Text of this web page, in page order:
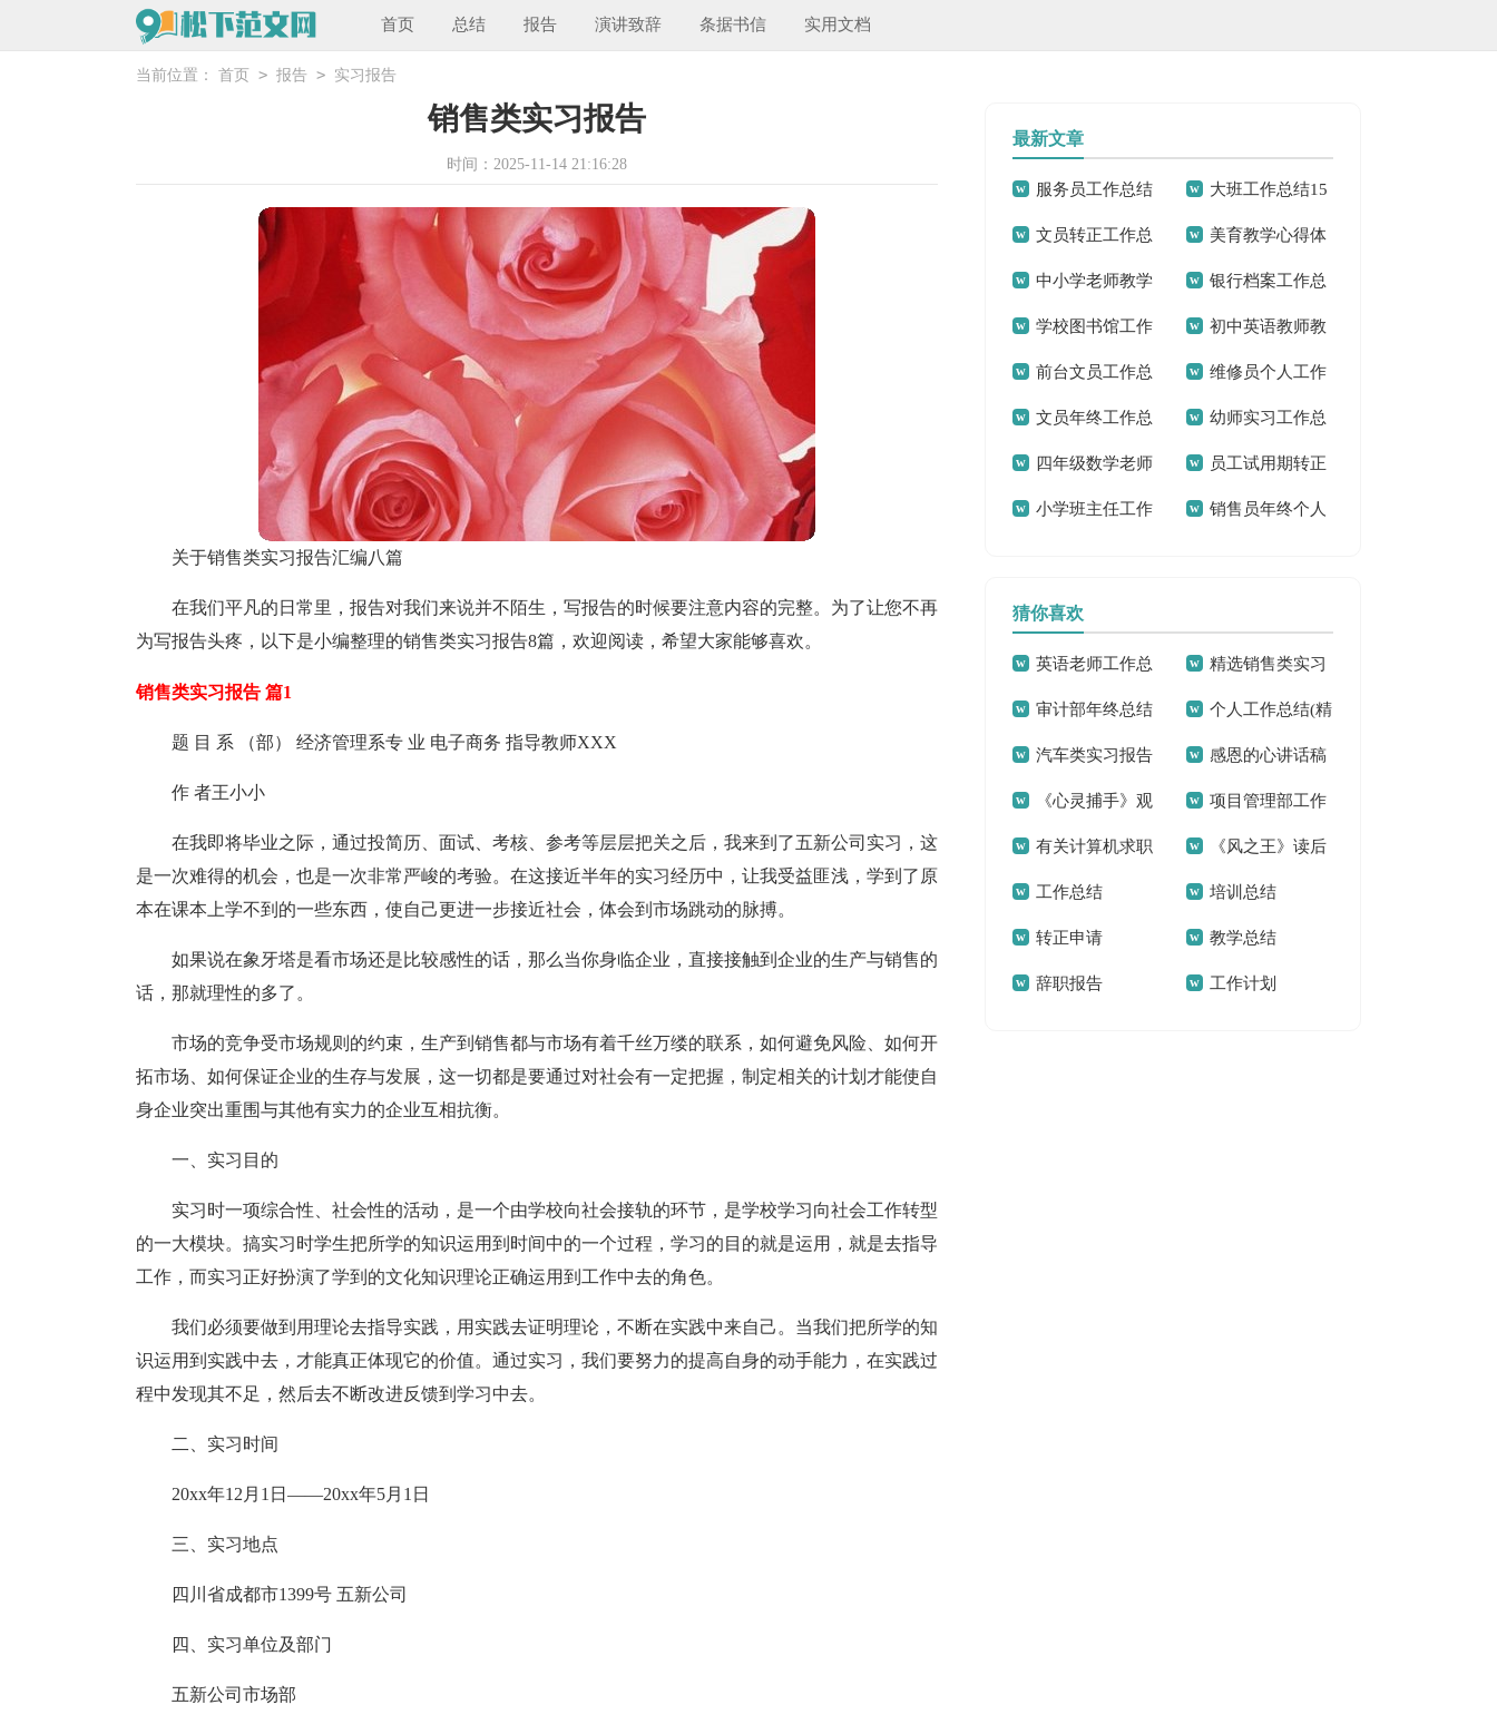
首页 总结 报告 演讲致辞 条据书信 实用文档
当前位置： 首页 > 报告 > 实习报告
销售类实习报告
时间：2025-11-14 21:16:28
关于销售类实习报告汇编八篇
在我们平凡的日常里，报告对我们来说并不陌生，写报告的时候要注意内容的完整。为了让您不再
为写报告头疼，以下是小编整理的销售类实习报告8篇，欢迎阅读，希望大家能够喜欢。
销售类实习报告 篇1
题 目 系 （部） 经济管理系专 业 电子商务 指导教师XXX
作 者王小小
在我即将毕业之际，通过投简历、面试、考核、参考等层层把关之后，我来到了五新公司实习，这
是一次难得的机会，也是一次非常严峻的考验。在这接近半年的实习经历中，让我受益匪浅，学到了原
本在课本上学不到的一些东西，使自己更进一步接近社会，体会到市场跳动的脉搏。
如果说在象牙塔是看市场还是比较感性的话，那么当你身临企业，直接接触到企业的生产与销售的
话，那就理性的多了。
市场的竞争受市场规则的约束，生产到销售都与市场有着千丝万缕的联系，如何避免风险、如何开
拓市场、如何保证企业的生存与发展，这一切都是要通过对社会有一定把握，制定相关的计划才能使自
身企业突出重围与其他有实力的企业互相抗衡。
一、实习目的
实习时一项综合性、社会性的活动，是一个由学校向社会接轨的环节，是学校学习向社会工作转型
的一大模块。搞实习时学生把所学的知识运用到时间中的一个过程，学习的目的就是运用，就是去指导
工作，而实习正好扮演了学到的文化知识理论正确运用到工作中去的角色。
我们必须要做到用理论去指导实践，用实践去证明理论，不断在实践中来自己。当我们把所学的知
识运用到实践中去，才能真正体现它的价值。通过实习，我们要努力的提高自身的动手能力，在实践过
程中发现其不足，然后去不断改进反馈到学习中去。
二、实习时间
20xx年12月1日——20xx年5月1日
三、实习地点
四川省成都市1399号 五新公司
四、实习单位及部门
五新公司市场部
最新文章
服务员工作总结
集锦15篇
大班工作总结15
篇
文员转正工作总
结15篇
美育教学心得体
会9篇
中小学老师教学
心得体会
银行档案工作总
结7篇
学校图书馆工作
总结
初中英语教师教
学心得体会
前台文员工作总
结15篇
维修员个人工作
总结
文员年终工作总
结(15篇)
幼师实习工作总
结(精选15篇)
四年级数学老师
工作总结13篇
员工试用期转正
工作总结15篇
小学班主任工作 销售员年终个人
猜你喜欢
英语老师工作总
结(15篇)
精选销售类实习
报告三篇
审计部年终总结 个人工作总结(精
选15篇)
汽车类实习报告
范文锦集9篇
感恩的心讲话稿
15篇
《心灵捕手》观
后感汇编15篇
项目管理部工作
总结
有关计算机求职
信
《风之王》读后
感精选15篇
工作总结 培训总结
转正申请 教学总结
辞职报告 工作计划